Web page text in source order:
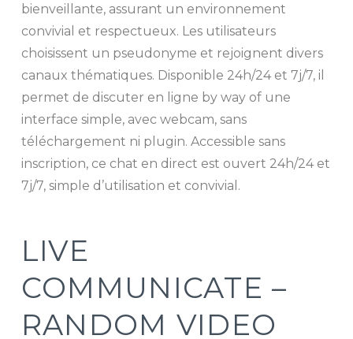
bienveillante, assurant un environnement
convivial et respectueux. Les utilisateurs
choisissent un pseudonyme et rejoignent divers
canaux thématiques. Disponible 24h/24 et 7j/7, il
permet de discuter en ligne by way of une
interface simple, avec webcam, sans
téléchargement ni plugin. Accessible sans
inscription, ce chat en direct est ouvert 24h/24 et
7j/7, simple d’utilisation et convivial.
LIVE
COMMUNICATE –
RANDOM VIDEO